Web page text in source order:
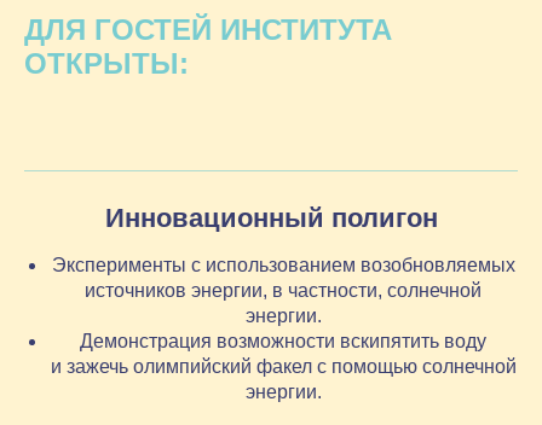
ДЛЯ ГОСТЕЙ ИНСТИТУТА
ОТКРЫТЫ:
Инновационный полигон
Эксперименты с использованием возобновляемых
источников энергии, в частности, солнечной
энергии.
Демонстрация возможности вскипятить воду
и зажечь олимпийский факел с помощью солнечной
энергии.